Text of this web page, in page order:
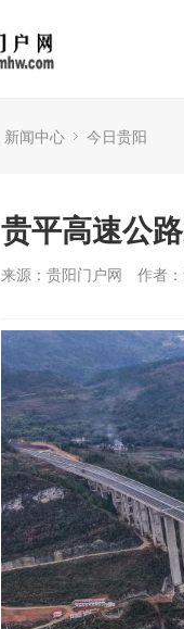
新闻中心 今日贵阳
贵平高速公
来源：贵阳门户网 作者